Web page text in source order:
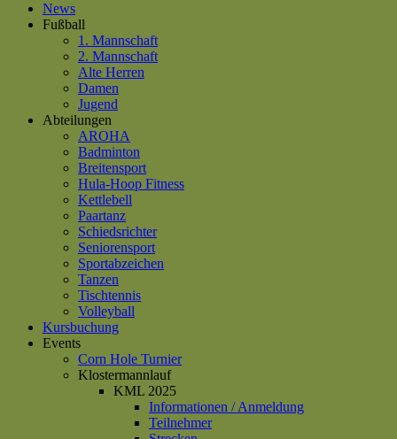
News
Fußball
1. Mannschaft
2. Mannschaft
Alte Herren
Damen
Jugend
Abteilungen
AROHA
Badminton
Breitensport
Hula-Hoop Fitness
Kettlebell
Paartanz
Schiedsrichter
Seniorensport
Sportabzeichen
Tanzen
Tischtennis
Volleyball
Kursbuchung
Events
Corn Hole Turnier
Klostermannlauf
KML 2025
Informationen / Anmeldung
Teilnehmer